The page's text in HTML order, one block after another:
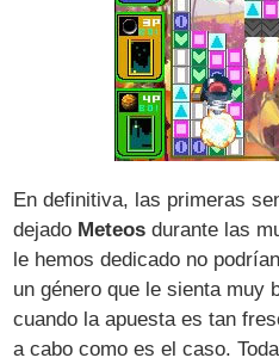
En definitiva, las primeras
dejado Meteos durante las
le hemos dedicado no
un género que le sienta muy
cuando la apuesta es tan
a cabo como es el caso.